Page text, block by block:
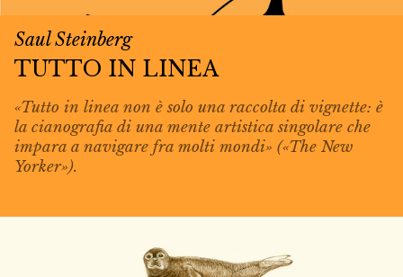
Saul Steinberg
TUTTO IN LINEA
«Tutto in linea non è solo una raccolta di vignette: è
la cianografia di una mente artistica singolare che
impara a navigare fra molti mondi» («The New
Yorker»).